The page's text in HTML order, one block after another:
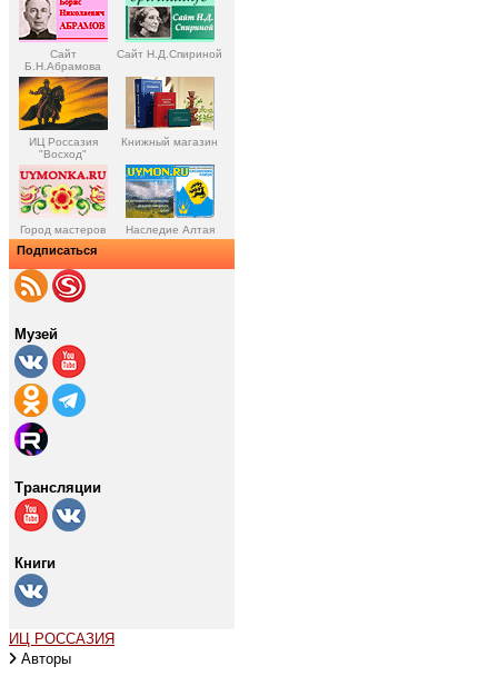
Сайт
Б.Н.Абрамова
Сайт Н.Д.Спириной
ИЦ Россазия
"Восход"
Книжный магазин
Город мастеров Наследие Алтая
Подписаться
Музей
Трансляции
Книги
ИЦ РОССАЗИЯ
Авторы